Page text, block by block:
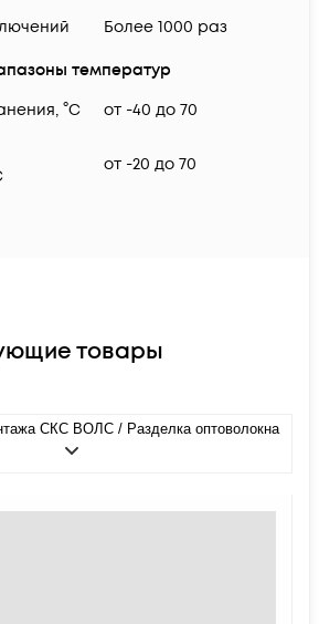
Более 1000 раз
температур
°C
от -40 до 70
от -20 до 70
товары
СКС ВОЛС / Разделка оптоволокна